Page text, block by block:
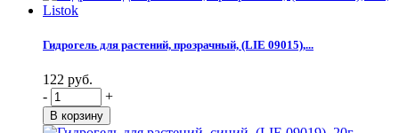
Гидрогель для растений, прозрачный, (LIE 09015),...
122 руб.
-
+